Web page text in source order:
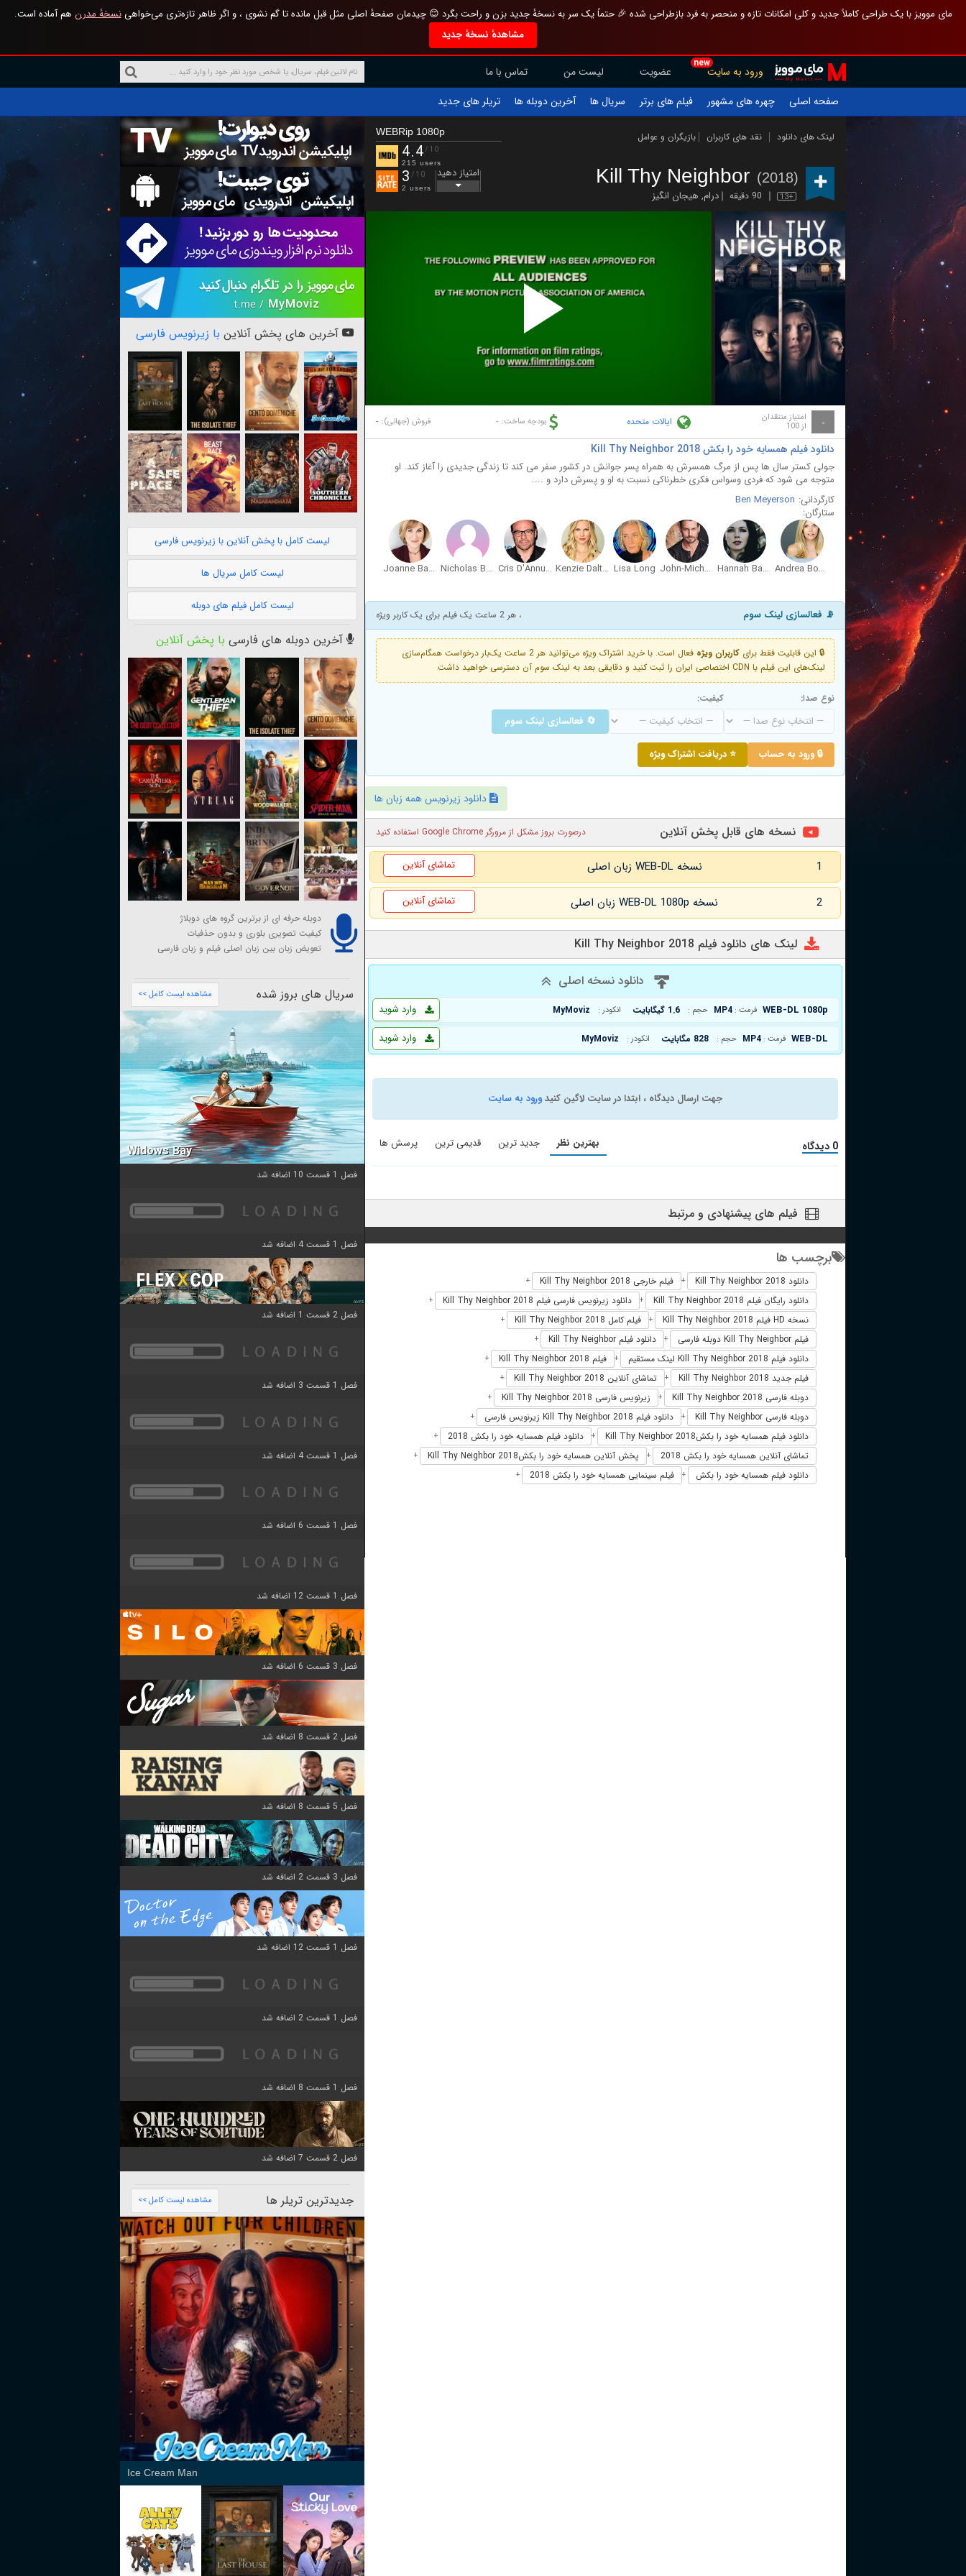
مای موویز با یک طراحی کاملاً جدید و کلی امکانات تازه و منحصر به فرد بازطراحی شده 🎉 حتماً یک سر به نسخهٔ جدید بزن و راحت بگرد 😊 چیدمان صفحهٔ اصلی مثل قبل مانده تا گم نشوی ، و اگر ظاهر تازه‌تری می‌خواهینسخهٔ مدرن هم آماده است.
مشاهدهٔ نسخهٔ جدید
new
ورود به سایت عضویت لیست من
تماس با ما
صفحه اصلی
چهره های مشهور فیلم های برتر سریال ها آخرین دوبله ها تریلر های جدید
لینک های دانلود نقد های کاربران بازیگران و عوامل
Kill Thy Neighbor (2018)
13+ 90 دقیقه درام, هیجان انگیز
WEBRip 1080p
4.4/10
215 users
3 /10
2 users
امتیاز دهید
Play
Video
- امتیاز منتقدان
از 100 ایالات متحده بودجه ساخت: - فروش (جهانی): -
دانلود فیلم همسایه خود را بکش Kill Thy Neighbor 2018
جولی کستر سال ها پس از مرگ همسرش به همراه پسر جوانش در کشور سفر می کند تا زندگی جدیدی را آغاز کند. او
متوجه می شود که فردی وسواس فکری خطرناکی نسبت به او و پسرش دارد و ....
کارگردانی: Ben Meyerson
ستارگان:
Andrea Bogart
Hannah Barefoot
John-Michael Carlton
Lisa Long
Kenzie Dalton
Cris D'Annunzio
Nicholas Borne
Joanne Baron
📡 فعالسازی لینک سوم ، هر 2 ساعت یک فیلم برای یک کاربر ویژه
🔒 این قابلیت فقط برای کاربران ویژه
فعال است. با خرید اشتراک ویژه می‌توانید هر 2 ساعت یک‌بار درخواست همگام‌سازی
لینک‌های این فیلم با CDN اختصاصی ایران را ثبت کنید و دقایقی بعد به لینک سوم آن دسترسی خواهید داشت
نوع صدا: کیفیت:
🔄 فعالسازی لینک سوم
🔒 ورود به حساب ⭐ دریافت اشتراک ویژه
دانلود زیرنویس همه زبان ها
نسخه های قابل پخش آنلاین درصورت بروز مشکل از مرورگر Google Chrome استفاده کنید
1 نسخه WEB-DL زبان اصلی تماشای آنلاین
2 نسخه WEB-DL 1080p زبان اصلی تماشای آنلاین
لینک های دانلود فیلم Kill Thy Neighbor 2018
دانلود نسخه اصلی
WEB-DL 1080p فرمت : MP4 حجم : 1.6 گیگابایت انکودر : MyMoviz
وارد شوید
WEB-DL فرمت : MP4 حجم : 828 مگابایت انکودر : MyMoviz وارد شوید
جهت ارسال دیدگاه ، ابتدا در سایت لاگین کنیدورود به سایت
0 دیدگاه بهترین نظر جدید ترین قدیمی ترین پرسش ها
فیلم های پیشنهادی و مرتبط
برچسب ها
دانلود Kill Thy Neighbor 2018 + فیلم خارجی Kill Thy Neighbor 2018 +
دانلود رایگان فیلم Kill Thy Neighbor 2018 + دانلود زیرنویس فارسی فیلم Kill Thy Neighbor 2018 +
نسخه HD فیلم Kill Thy Neighbor 2018 + فیلم کامل Kill Thy Neighbor 2018 +
فیلم Kill Thy Neighbor دوبله فارسی + دانلود فیلم Kill Thy Neighbor +
دانلود فیلم Kill Thy Neighbor 2018 لینک مستقیم + فیلم Kill Thy Neighbor 2018 +
فیلم جدید Kill Thy Neighbor 2018 + تماشای آنلاین Kill Thy Neighbor 2018 +
دوبله فارسی Kill Thy Neighbor 2018 + زیرنویس فارسی Kill Thy Neighbor 2018 +
دوبله فارسی Kill Thy Neighbor + دانلود فیلم Kill Thy Neighbor 2018 زیرنویس فارسی +
دانلود فیلم همسایه خود را بکشKill Thy Neighbor 2018 + دانلود فیلم همسایه خود را بکش 2018 +
تماشای آنلاین همسایه خود را بکش 2018 + پخش آنلاین همسایه خود را بکشKill Thy Neighbor 2018 +
دانلود فیلم همسایه خود را بکش + فیلم سینمایی همسایه خود را بکش 2018 +
آخرین های پخش آنلاین با زیرنویس فارسی
لیست کامل با پخش آنلاین با زیرنویس فارسی
لیست کامل سریال ها
لیست کامل فیلم های دوبله
آخرین دوبله های فارسی با پخش آنلاین
دوبله حرفه ای از برترین گروه های دوبلاژ
کیفیت تصویری بلوری و بدون حذفیات
تعویض زبان بین زبان اصلی فیلم و زبان فارسی
سریال های بروز شده مشاهده لیست کامل >>
Widows Bay
فصل 1 قسمت 10 اضافه شد
فصل 1 قسمت 4 اضافه شد
فصل 2 قسمت 1 اضافه شد
فصل 1 قسمت 3 اضافه شد
فصل 1 قسمت 4 اضافه شد
فصل 1 قسمت 6 اضافه شد
فصل 1 قسمت 12 اضافه شد
فصل 3 قسمت 6 اضافه شد
فصل 2 قسمت 8 اضافه شد
فصل 5 قسمت 8 اضافه شد
فصل 3 قسمت 2 اضافه شد
فصل 1 قسمت 12 اضافه شد
فصل 1 قسمت 2 اضافه شد
فصل 1 قسمت 8 اضافه شد
فصل 2 قسمت 7 اضافه شد
جدیدترین تریلر ها مشاهده لیست کامل >>
Ice Cream Man